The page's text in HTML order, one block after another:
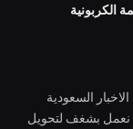
الكربونية
السعودية
نعمل بشغف لتحويل